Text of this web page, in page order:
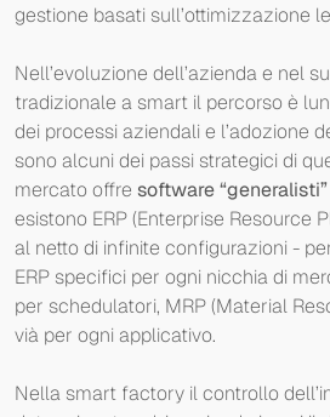
gestione basati sull’ottimizzazione
Nell’evoluzione dell’azienda e nel
tradizionale a smart il percorso è
dei processi aziendali e l’adozione
sono alcuni dei passi strategici di
mercato offre software
esistono ERP (Enterprise Resource
al netto di infinite configurazioni -
ERP specifici per ogni nicchia di
per schedulatori, MRP (Material
vià per ogni applicativo.
Nella smart factory il controllo